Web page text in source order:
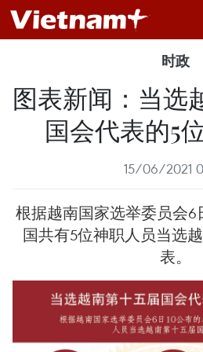
时政
图表新闻：当选
国会代表的5
15/06/2021
根据越南国家选举委员会6
国共有5位神职人员当选
表。